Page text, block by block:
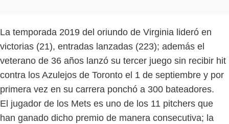
La temporada 2019 del oriundo de Virginia lideró en
victorias (21), entradas lanzadas (223); además el
veterano de 36 años lanzó su tercer juego sin recibir hit
contra los Azulejos de Toronto el 1 de septiembre y por
primera vez en su carrera ponchó a 300 bateadores.
El jugador de los Mets es uno de los 11 pitchers que
han ganado dicho premio de manera consecutiva; la